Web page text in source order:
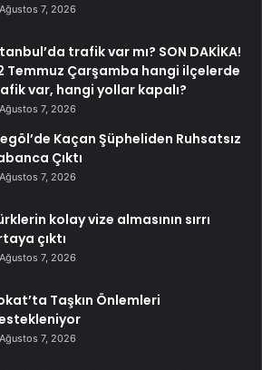
Ağustos 7, 2026
trafik var mı? SON DAKİKA!
Temmuz Çarşamba hangi ilçelerde
var, hangi yollar kapalı?
Ağustos 7, 2026
Kaçan Şüpheliden Ruhsatsız
Çıktı
Ağustos 7, 2026
kolay vize almasının sırrı
çıktı
Ağustos 7, 2026
Taşkın Önlemleri
Ağustos 7, 2026